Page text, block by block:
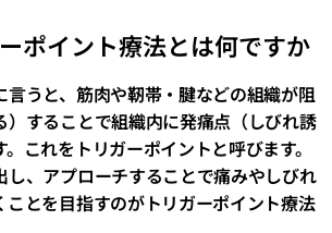
ポイント療法とは何ですか
うと、筋肉や靭帯・腱などの組織が阻
）することで組織内に発痛点（しびれ誘
これをトリガーポイントと呼びます。
し、アプローチすることで痛みやしびれ
ことを目指すのがトリガーポイント療法